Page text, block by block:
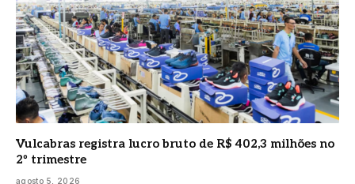
Vulcabras registra lucro bruto de R$ 402,3 milhões no
2º trimestre
agosto 5, 2026